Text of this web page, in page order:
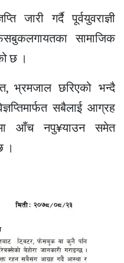
जारी गर्दै पूर्वयुवराज्ञी
सामाजिक
छ ।
भ्रमजाल छरिएको भन्दै
सबैलाई आग्रह
आँच नपु¥याउन समेत
।